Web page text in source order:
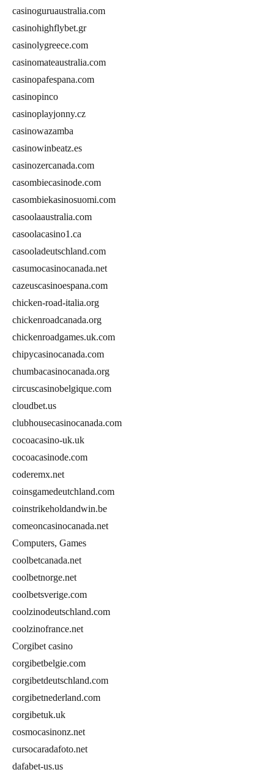
casinoguruaustralia.com
casinohighflybet.gr
casinolygreece.com
casinomateaustralia.com
casinopafespana.com
casinopinco
casinoplayjonny.cz
casinowazamba
casinowinbeatz.es
casinozercanada.com
casombiecasinode.com
casombiekasinosuomi.com
casoolaaustralia.com
casoolacasino1.ca
casooladeutschland.com
casumocasinocanada.net
cazeuscasinoespana.com
chicken-road-italia.org
chickenroadcanada.org
chickenroadgames.uk.com
chipycasinocanada.com
chumbacasinocanada.org
circuscasinobelgique.com
cloudbet.us
clubhousecasinocanada.com
cocoacasino-uk.uk
cocoacasinode.com
coderemx.net
coinsgamedeutchland.com
coinstrikeholdandwin.be
comeoncasinocanada.net
Computers, Games
coolbetcanada.net
coolbetnorge.net
coolbetsverige.com
coolzinodeutschland.com
coolzinofrance.net
Corgibet casino
corgibetbelgie.com
corgibetdeutschland.com
corgibetnederland.com
corgibetuk.uk
cosmocasinonz.net
cursocaradafoto.net
dafabet-us.us